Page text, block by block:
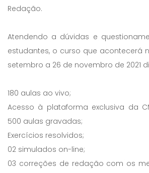
Redação.
Atendendo a dúvidas e
estudantes, o curso que acontecerá
setembro a 26 de novembro de 2021
180 aulas ao vivo;
Acesso à plataforma exclusiva da
500 aulas gravadas;
Exercícios resolvidos;
02 simulados on-line;
03 correções de redação com os